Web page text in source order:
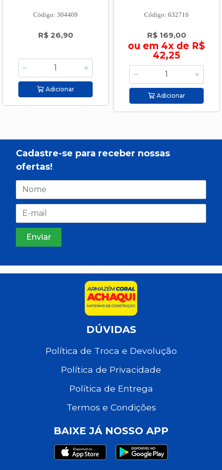
Código: 304409
R$ 26,90
Adicionar
Código: 632716
R$ 169,00
ou em 4x de R$
42,25
Adicionar
Cadastre-se para receber nossas
ofertas!
DÚVIDAS
Política de Troca e Devolução
Política de Privacidade
Política de Entrega
Termos e Condições
BAIXE JÁ NOSSO APP